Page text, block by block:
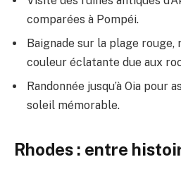
comparées à Pompéi.
Baignade sur la plage rouge,
couleur éclatante due aux
Randonnée jusqu’à Oia pour
soleil mémorable.
Rhodes : entre